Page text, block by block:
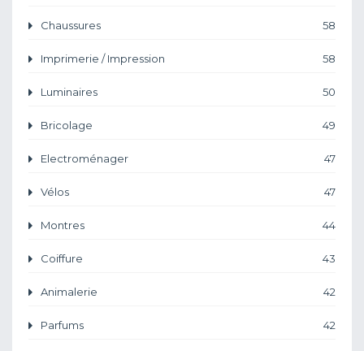
Chaussures 58
Imprimerie / Impression 58
Luminaires 50
Bricolage 49
Electroménager 47
Vélos 47
Montres 44
Coiffure 43
Animalerie 42
Parfums 42